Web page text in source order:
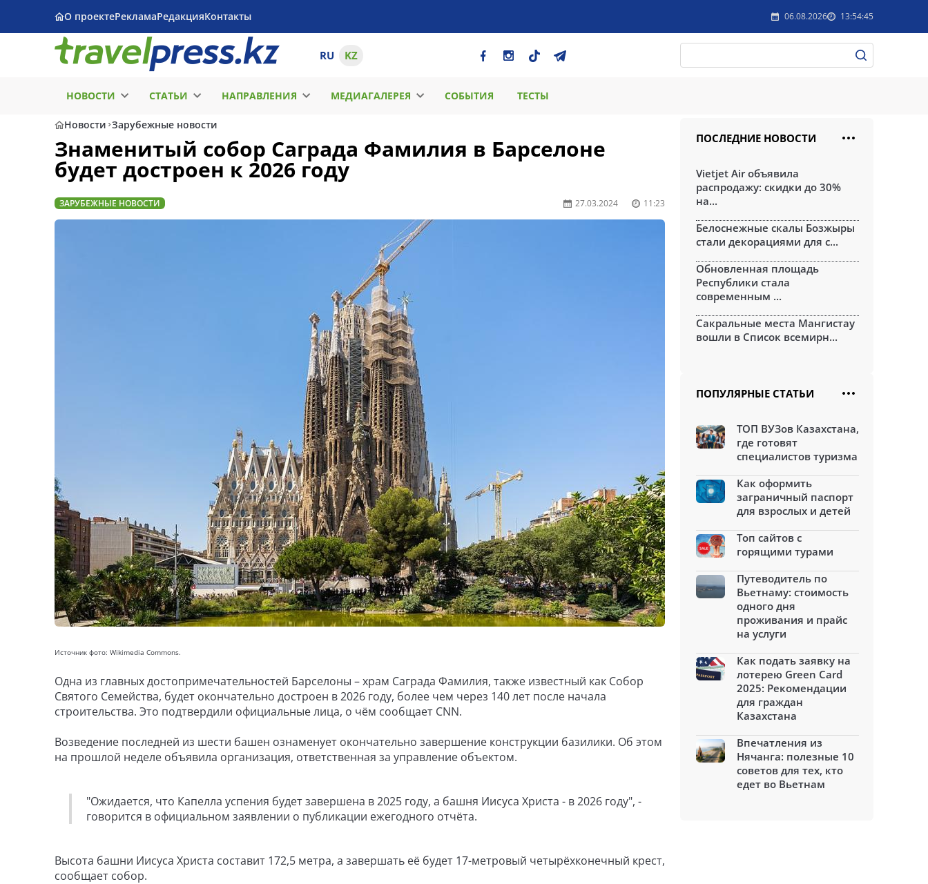
О проектеРекламаРедакцияКонтакты 06.08.2026 13:54:45
RU KZ
НОВОСТИ СТАТЬИ НАПРАВЛЕНИЯ МЕДИАГАЛЕРЕЯ СОБЫТИЯ ТЕСТЫ
Новости Зарубежные новости
Знаменитый собор Саграда Фамилия в Барселоне
будет достроен к 2026 году
ЗАРУБЕЖНЫЕ НОВОСТИ 27.03.2024 11:23
Источник фото: Wikimedia Commons.
Одна из главных достопримечательностей Барселоны – храм Саграда Фамилия, также известный как Собор
Святого Семейства, будет окончательно достроен в 2026 году, более чем через 140 лет после начала
строительства. Это подтвердили официальные лица, о чём сообщает CNN.
Возведение последней из шести башен ознаменует окончательно завершение конструкции базилики. Об этом
на прошлой неделе объявила организация, ответственная за управление объектом.
"Ожидается, что Капелла успения будет завершена в 2025 году, а башня Иисуса Христа - в 2026 году", -
говорится в официальном заявлении о публикации ежегодного отчёта.
Высота башни Иисуса Христа составит 172,5 метра, а завершать её будет 17-метровый четырёхконечный крест,
сообщает собор.
ПОСЛЕДНИЕ НОВОСТИ
Vietjet Air объявила
распродажу: скидки до 30%
на...
Белоснежные скалы Бозжыры
стали декорациями для с...
Обновленная площадь
Республики стала
современным ...
Сакральные места Мангистау
вошли в Список всемирн...
ПОПУЛЯРНЫЕ СТАТЬИ
ТОП ВУЗов Казахстана,
где готовят
специалистов туризма
Как оформить
заграничный паспорт
для взрослых и детей
Топ сайтов с
горящими турами
Путеводитель по
Вьетнаму: стоимость
одного дня
проживания и прайс
на услуги
Как подать заявку на
лотерею Green Card
2025: Рекомендации
для граждан
Казахстана
Впечатления из
Нячанга: полезные 10
советов для тех, кто
едет во Вьетнам